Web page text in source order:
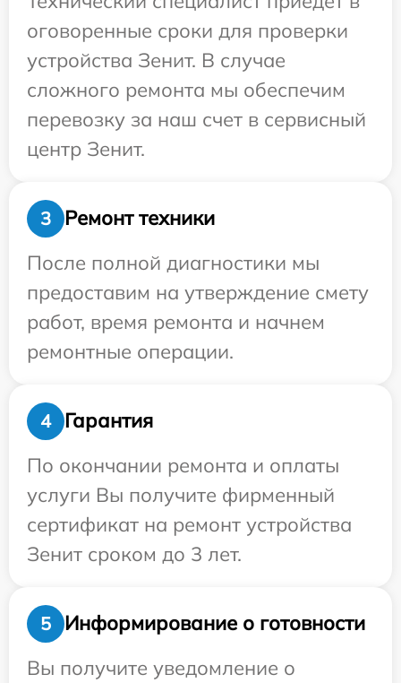
оговоренные сроки для проверки
устройства Зенит. В случае
сложного ремонта мы обеспечим
перевозку за наш счет в сервисный
центр Зенит.
3
Ремонт техники
После полной диагностики мы
предоставим на утверждение смету
работ, время ремонта и начнем
ремонтные операции.
4
Гарантия
По окончании ремонта и оплаты
услуги Вы получите фирменный
сертификат на ремонт устройства
Зенит сроком до 3 лет.
5
Информирование о готовности
Вы получите уведомление о